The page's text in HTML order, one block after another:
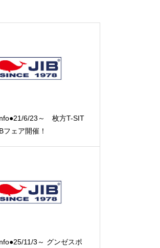
6/23～ 枚方T-SIT
フェア開催！
11/3～ グンゼスポ